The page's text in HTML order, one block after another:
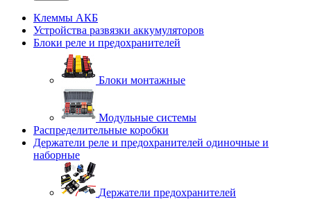
Клеммы АКБ
Устройства развязки аккумуляторов
Блоки реле и предохранителей
Блоки монтажные
Модульные системы
Распределительные коробки
Держатели реле и предохранителей одиночные и
наборные
Держатели предохранителей